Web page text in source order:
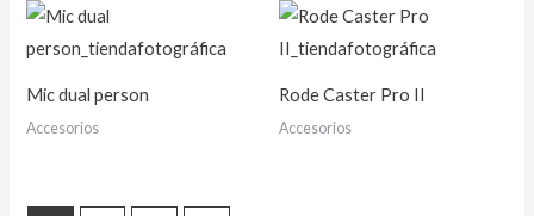
Mic dual person
Accesorios
Rode Caster Pro II
Accesorios